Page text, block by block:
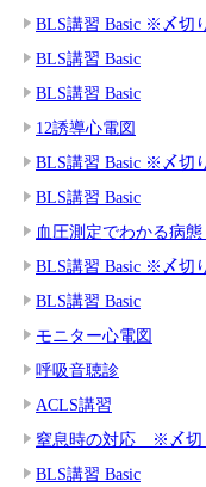
BLS講習 Basic ※〆切
BLS講習 Basic
BLS講習 Basic
12誘導心電図
BLS講習 Basic ※〆切
BLS講習 Basic
血圧測定でわかる病
BLS講習 Basic ※〆切
BLS講習 Basic
モニター心電図
呼吸音聴診
ACLS講習
窒息時の対応 ※〆切
BLS講習 Basic